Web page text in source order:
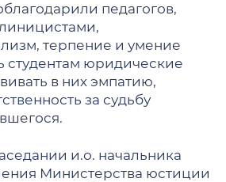
педагогов,
терпение и умение
студентам юридические
в них эмпатию,
за судьбу
и.о. начальника
Министерства юстиции